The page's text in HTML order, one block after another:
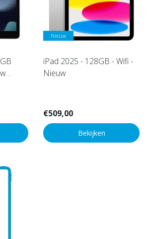
Nieuw
iPad 2025 - 128GB - Wifi -
Nieuw
€509,00
Bekijken